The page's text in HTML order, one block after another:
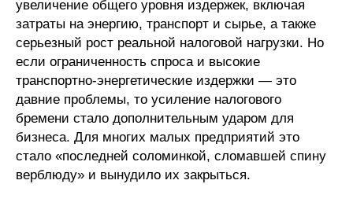
увеличение общего уровня издержек, включая
затраты на энергию, транспорт и сырье, а также
серьезный рост реальной налоговой нагрузки. Но
если ограниченность спроса и высокие
транспортно-энергетические издержки — это
давние проблемы, то усиление налогового
бремени стало дополнительным ударом для
бизнеса. Для многих малых предприятий это
стало «последней соломинкой, сломавшей спину
верблюду» и вынудило их закрыться.